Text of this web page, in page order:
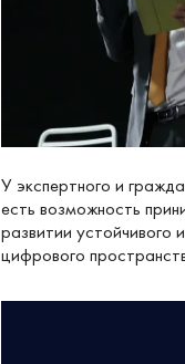
У экспертного и
есть возможность
развитии устойчивого
цифрового